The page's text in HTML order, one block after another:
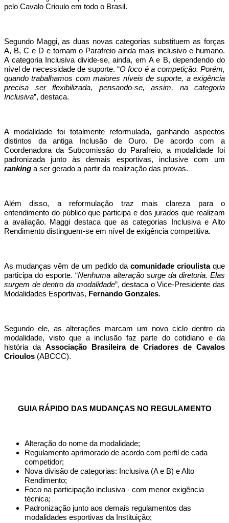
pelo Cavalo Crioulo em todo o Brasil.
Segundo Maggi, as duas novas categorias substituem as forças
A, B, C e D e tornam o Parafreio ainda mais inclusivo e humano.
A categoria Inclusiva divide-se, ainda, em A e B, dependendo do
nível de necessidade de suporte. “O foco é a competição. Porém,
quando trabalhamos com maiores níveis de suporte, a exigência
precisa ser flexibilizada, pensando-se, assim, na categoria
Inclusiva”, destaca.
A modalidade foi totalmente reformulada, ganhando aspectos
distintos da antiga Inclusão de Ouro. De acordo com a
Coordenadora da Subcomissão do Parafreio, a modalidade foi
padronizada junto às demais esportivas, inclusive com um
ranking a ser gerado a partir da realização das provas.
Além disso, a reformulação traz mais clareza para o
entendimento do público que participa e dos jurados que realizam
a avaliação. Maggi destaca que as categorias Inclusiva e Alto
Rendimento distinguem-se em nível de exigência competitiva.
As mudanças vêm de um pedido da comunidade crioulistaque
participa do esporte. “Nenhuma alteração surge da diretoria. Elas
surgem de dentro da modalidade”, destaca o Vice-Presidente das
Modalidades Esportivas, Fernando Gonzales.
Segundo ele, as alterações marcam um novo ciclo dentro da
modalidade, visto que a inclusão faz parte do cotidiano e da
história da Associação Brasileira de Criadores de Cavalos
Crioulos (ABCCC).
GUIA RÁPIDO DAS MUDANÇAS NO REGULAMENTO
Alteração do nome da modalidade;
Regulamento aprimorado de acordo com perfil de cada
competidor;
Nova divisão de categorias: Inclusiva (A e B) e Alto
Rendimento;
Foco na participação inclusiva - com menor exigência
técnica;
Padronização junto aos demais regulamentos das
modalidades esportivas da Instituição;